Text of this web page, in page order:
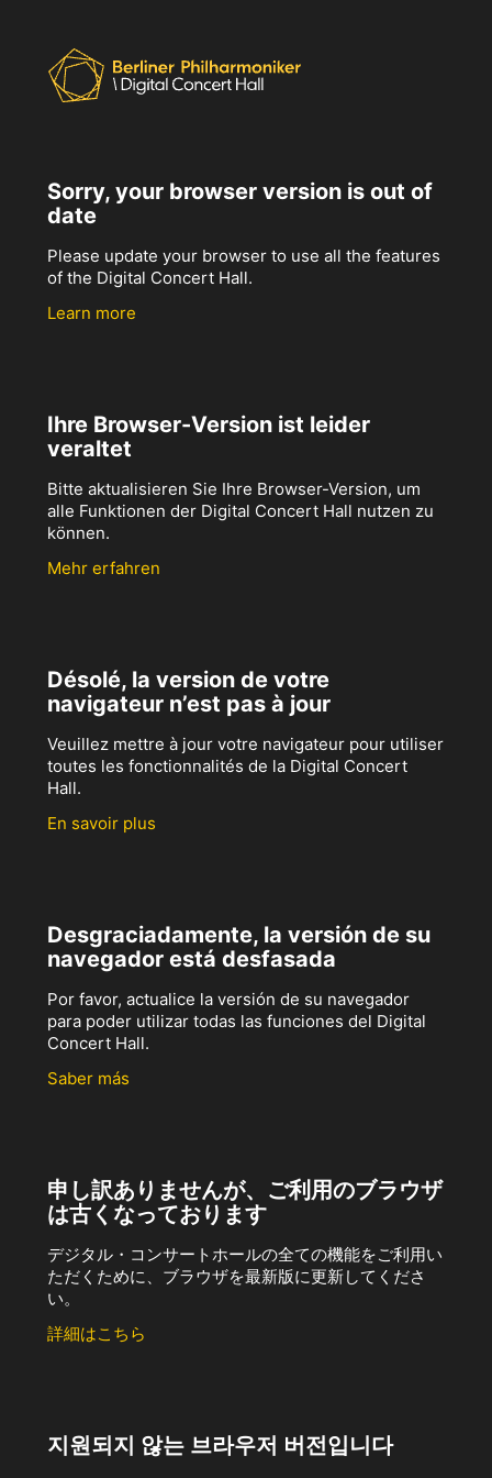
Sorry, your browser version is out of
date
Please update your browser to use all the features
of the Digital Concert Hall.
Learn more
Ihre Browser-Version ist leider
veraltet
Bitte aktualisieren Sie Ihre Browser-Version, um
alle Funktionen der Digital Concert Hall nutzen zu
können.
Mehr erfahren
Désolé, la version de votre
navigateur n’est pas à jour
Veuillez mettre à jour votre navigateur pour utiliser
toutes les fonctionnalités de la Digital Concert
Hall.
En savoir plus
Desgraciadamente, la versión de su
navegador está desfasada
Por favor, actualice la versión de su navegador
para poder utilizar todas las funciones del Digital
Concert Hall.
Saber más
申し訳ありませんが、ご利用のブラウザ
は古くなっております
デジタル・コンサートホールの全ての機能をご利用い
ただくために、ブラウザを最新版に更新してくださ
い。
詳細はこちら
지원되지 않는 브라우저 버전입니다